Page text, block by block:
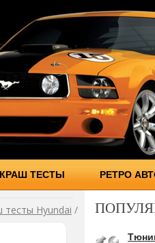
КРАШ ТЕСТЫ РЕТРО
тесты Hyundai /